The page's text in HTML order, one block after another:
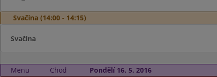
Svačina (14:00 - 14:15)
Svačina
Menu Chod
Pondělí 16. 5. 2016